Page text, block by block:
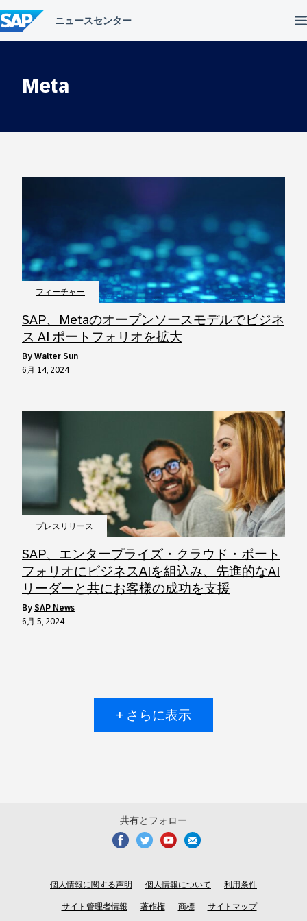
ン
テ
ン
Meta
フィーチャー
SAP、Metaのオープンソースモデルでビジネ
ス AI ポートフォリオを拡大
by Walter Sun
6月 14, 2024
プレスリリース
SAP、エンタープライズ・クラウド・ポート
フォリオにビジネスAIを組込み、先進的なAI
リーダーと共にお客様の成功を支援
by SAP News
6月 5, 2024
+ さらに表示
共有とフォロー
個人情報に関する声明 個人情報について 利用条件
サイト管理者情報 著作権 商標 サイトマップ